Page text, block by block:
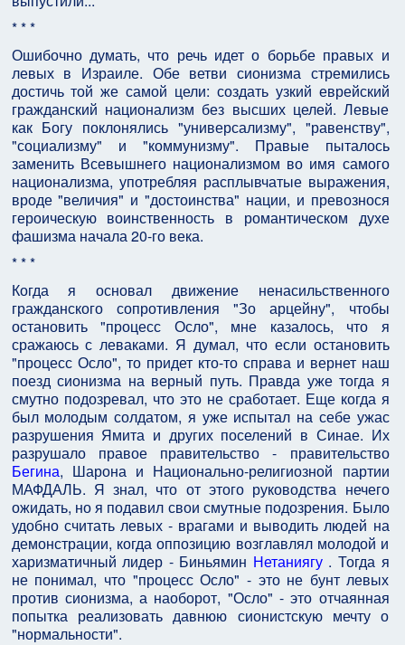
* * *
Ошибочно думать, что речь идет о борьбе правых и
левых в Израиле. Обе ветви сионизма стремились
достичь той же самой цели: создать узкий еврейский
гражданский национализм без высших целей. Левые
как Богу поклонялись "универсализму", "равенству",
"социализму" и "коммунизму". Правые пыталось
заменить Всевышнего национализмом во имя самого
национализма, употребляя расплывчатые выражения,
вроде "величия" и "достоинства" нации, и превознося
героическую воинственность в романтическом духе
фашизма начала 20-го века.
* * *
Когда я основал движение ненасильственного
гражданского сопротивления "Зо арцейну", чтобы
остановить "процесс Осло", мне казалось, что я
сражаюсь с леваками. Я думал, что если остановить
"процесс Осло", то придет кто-то справа и вернет наш
поезд сионизма на верный путь. Правда уже тогда я
смутно подозревал, что это не сработает. Еще когда я
был молодым солдатом, я уже испытал на себе ужас
разрушения Ямита и других поселений в Синае. Их
разрушало правое правительство - правительство
Бегина, Шарона и Национально-религиозной партии
МАФДАЛЬ. Я знал, что от этого руководства нечего
ожидать, но я подавил свои смутные подозрения. Было
удобно считать левых - врагами и выводить людей на
демонстрации, когда оппозицию возглавлял молодой и
харизматичный лидер - Биньямин Нетаниягу . Тогда я
не понимал, что "процесс Осло" - это не бунт левых
против сионизма, а наоборот, "Осло" - это отчаянная
попытка реализовать давнюю сионистскую мечту о
"нормальности".